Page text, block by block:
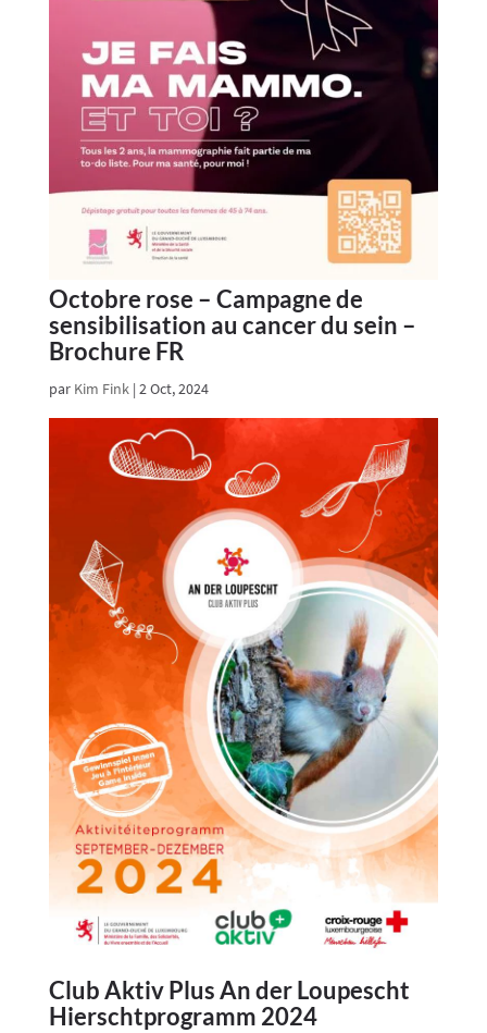
Octobre rose – Campagne de
sensibilisation au cancer du sein –
Brochure FR
par Kim Fink| 2 Oct, 2024
Club Aktiv Plus An der Loupescht
Hierschtprogramm 2024